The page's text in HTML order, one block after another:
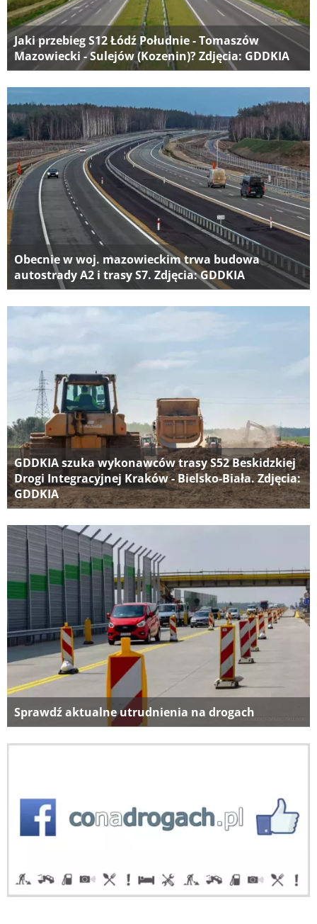
Jaki przebieg S12 Łódź Południe - Tomaszów
Mazowiecki - Sulejów (Kozenin)? Zdjęcia: GDDKIA
Obecnie w woj. mazowieckim trwa budowa
autostrady A2 i trasy S7. Zdjęcia: GDDKIA
GDDKIA szuka wykonawców trasy S52 Beskidzkiej
Drogi Integracyjnej Kraków - Bielsko-Biała. Zdjęcia:
GDDKIA
Sprawdź aktualne utrudnienia na drogach